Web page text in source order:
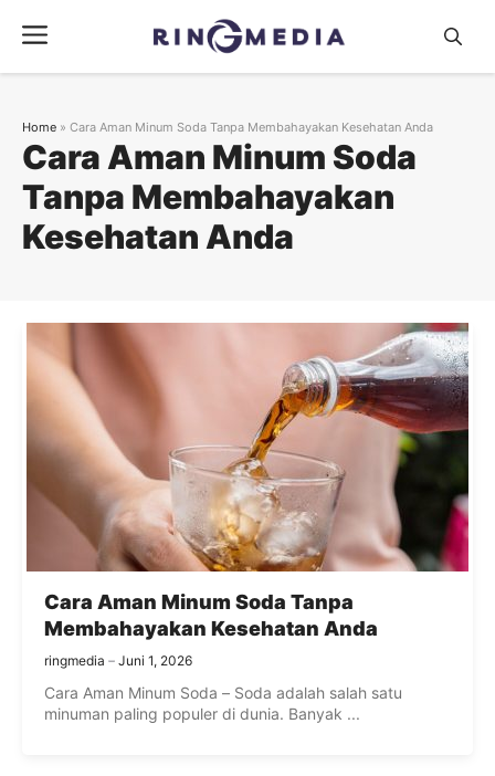
isi
Menu
Cara Aman Minum Soda
Tanpa Membahayakan
Kesehatan Anda
Home » Cara Aman Minum Soda Tanpa Membahayakan Kesehatan Anda
Cara Aman Minum Soda Tanpa
Membahayakan Kesehatan Anda
ringmedia Juni 1, 2026
Cara Aman Minum Soda – Soda adalah salah satu
minuman paling populer di dunia. Banyak ...